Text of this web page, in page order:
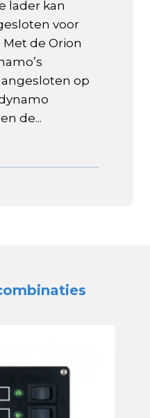
lader kan
voor
de Orion
op
de...